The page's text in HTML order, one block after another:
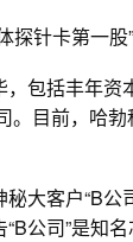
探针卡第一
包括丰年
目前，哈
大客户“B
公司”是知